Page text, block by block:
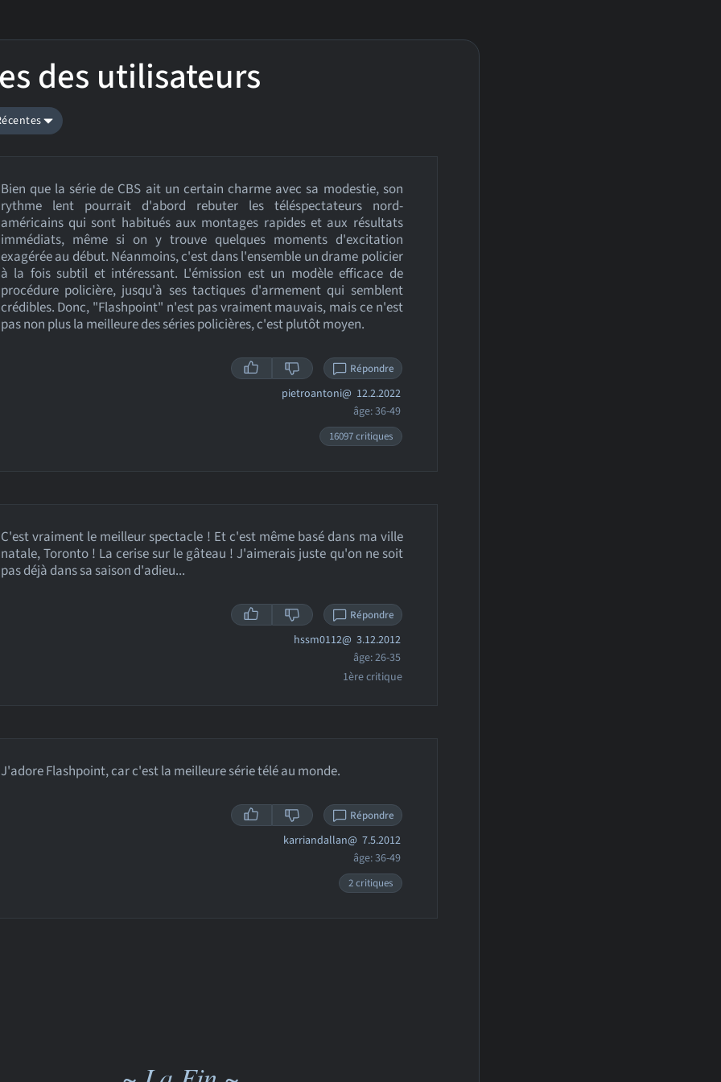
des utilisateurs
Bien que la série de CBS ait un certain charme avec sa modestie, son
rythme lent pourrait d'abord rebuter les téléspectateurs nord-
américains qui sont habitués aux montages rapides et aux résultats
immédiats, même si on y trouve quelques moments d'excitation
exagérée au début. Néanmoins, c'est dans l'ensemble un drame policier
à la fois subtil et intéressant. L'émission est un modèle efficace de
procédure policière, jusqu'à ses tactiques d'armement qui semblent
crédibles. Donc, "Flashpoint" n'est pas vraiment mauvais, mais ce n'est
pas non plus la meilleure des séries policières, c'est plutôt moyen.
Répondre
pietroantoni@ 12.2.2022
âge: 36-49
16097 critiques
C'est vraiment le meilleur spectacle ! Et c'est même basé dans ma ville
natale, Toronto ! La cerise sur le gâteau ! J'aimerais juste qu'on ne soit
pas déjà dans sa saison d'adieu...
Répondre
hssm0112@ 3.12.2012
âge: 26-35
1ère critique
J'adore Flashpoint, car c'est la meilleure série télé au monde.
Répondre
karriandallan@ 7.5.2012
âge: 36-49
2 critiques